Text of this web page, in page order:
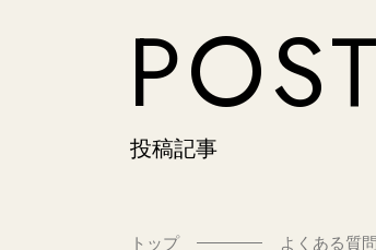
POST
投稿記事
トップ よくある質問